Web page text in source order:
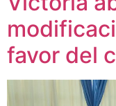
favor del